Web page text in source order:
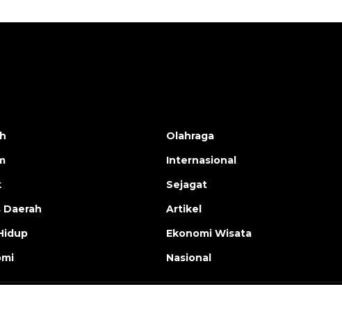
Olahraga
Internasional
Sejagat
Artikel
Ekonomi Wisata
Nasional